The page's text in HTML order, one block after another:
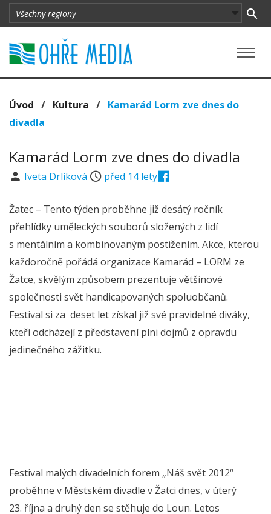
Úvod / Kultura / Kamarád Lorm zve dnes do
divadla
Kamarád Lorm zve dnes do divadla
Iveta Drlíková před 14 lety
Žatec – Tento týden proběhne již desátý ročník
přehlídky uměleckých souborů složených z lidí
s mentálním a kombinovaným postižením. Akce, kterou
každoročně pořádá organizace Kamarád – LORM ze
Žatce, skvělým způsobem prezentuje většinové
společnosti svět handicapovaných spoluobčanů.
Festival si za deset let získal již své pravidelné diváky,
kteří odcházejí z představení plni dojmů z opravdu
jedinečného zážitku.
Festival malých divadelních forem „Náš svět 2012“
proběhne v Městském divadle v Žatci dnes, v úterý
23. října a druhý den se stěhuje do Loun. Letos